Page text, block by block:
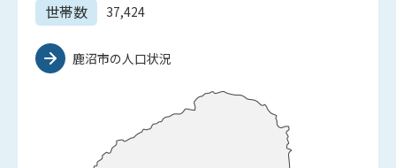
世帯数 37,424
鹿沼市の人口状況